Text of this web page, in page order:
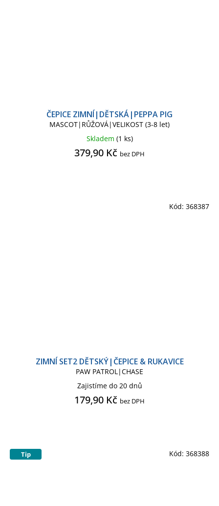
ČEPICE ZIMNÍ|DĚTSKÁ|PEPPA PIG
MASCOT|RŮŽOVÁ|VELIKOST (3-8 let)
Skladem (1 ks)
379,90 Kč bez DPH
ZIMNÍ SET2 DĚTSKÝ|ČEPICE & RUKAVICE
PAW PATROL|CHASE
Zajistíme do 20 dnů
179,90 Kč bez DPH
Kód: 368387
Tip Kód: 368388